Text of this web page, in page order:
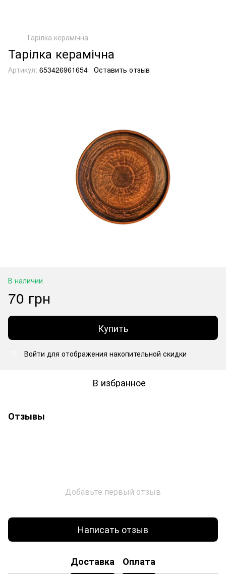
Тарілка керамічна
Тарілка керамічна
Артикул: 653426961654 Оставить отзыв
В наличии
70 грн
Купить
Войти для отображения накопительной скидки
В избранное
Отзывы
Добавьте первый отзыв
Написать отзыв
Доставка Оплата